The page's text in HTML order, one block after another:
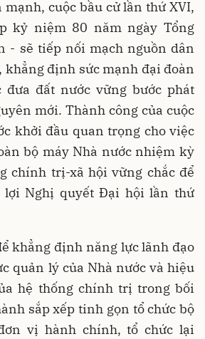
cuộc bầu cử lần thứ XVI,
kỷ niệm 80 năm ngày Tổng
- sẽ tiếp nối mạch nguồn dân
khẳng định sức mạnh đại đoàn
đất nước vững bước phát
mới. Thành công của cuộc
khởi đầu quan trọng cho việc
bộ máy Nhà nước nhiệm kỳ
chính trị-xã hội vững chắc để
Nghị quyết Đại hội lần thứ
khẳng định năng lực lãnh đạo
quản lý của Nhà nước và hiệu
hệ thống chính trị trong bối
sắp xếp tinh gọn tổ chức bộ
vị hành chính, tổ chức lại